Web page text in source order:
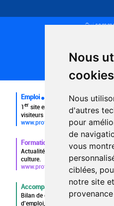
Nous
cookies
Nous
d'autres
pour
de
vous
ciblées,
notre site
Qui
Plan
FAQ
FAQ
Emploi
1er site emploi du secteur culturel
visiteurs uniques par mois.
www.profilculture.com
Formation
Actualités, guide et annuaire des
culture.
www.profilculture-formation.com
Accompagnement professionnel
Bilan de compétences, coaching,
d'emploi, entretien conseil.